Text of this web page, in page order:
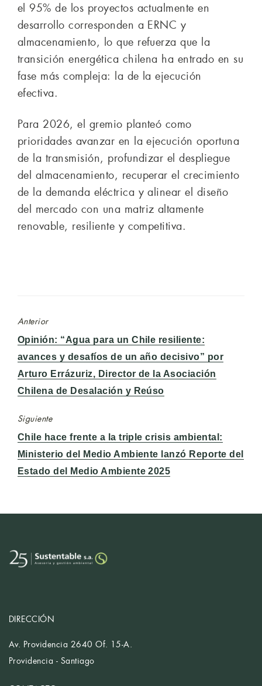
el 95% de los proyectos actualmente en
desarrollo corresponden a ERNC y
almacenamiento, lo que refuerza que la
transición energética chilena ha entrado en su
fase más compleja: la de la ejecución
efectiva.
Para 2026, el gremio planteó como
prioridades avanzar en la ejecución oportuna
de la transmisión, profundizar el despliegue
del almacenamiento, recuperar el crecimiento
de la demanda eléctrica y alinear el diseño
del mercado con una matriz altamente
renovable, resiliente y competitiva.
Anterior
Entrada
anterior:
Opinión: “Agua para un Chile resiliente:
avances y desafíos de un año decisivo” por
Arturo Errázuriz, Director de la Asociación
Chilena de Desalación y Reúso
Siguiente
Entrada
siguiente:
Chile hace frente a la triple crisis ambiental:
Ministerio del Medio Ambiente lanzó Reporte del
Estado del Medio Ambiente 2025
DIRECCIÓN
Av. Providencia 2640 Of. 15-A.
Providencia - Santiago